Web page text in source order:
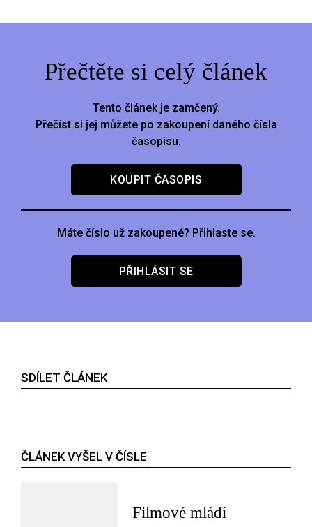
Přečtěte si celý článek
Tento článek je zamčený.
Přečíst si jej můžete po zakoupení daného čísla
časopisu.
KOUPIT ČASOPIS
Máte číslo už zakoupené? Přihlaste se.
PŘIHLÁSIT SE
SDÍLET ČLÁNEK
ČLÁNEK VYŠEL V ČÍSLE
Filmové mládí